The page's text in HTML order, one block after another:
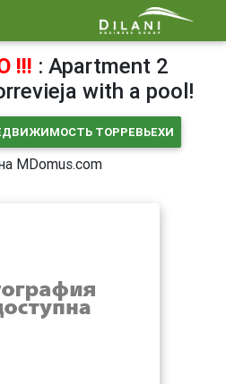
!!! : Apartment 2
with a pool!
ТОРРЕВЬЕХИ
MDomus.com